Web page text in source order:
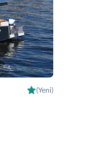
(Yeni)